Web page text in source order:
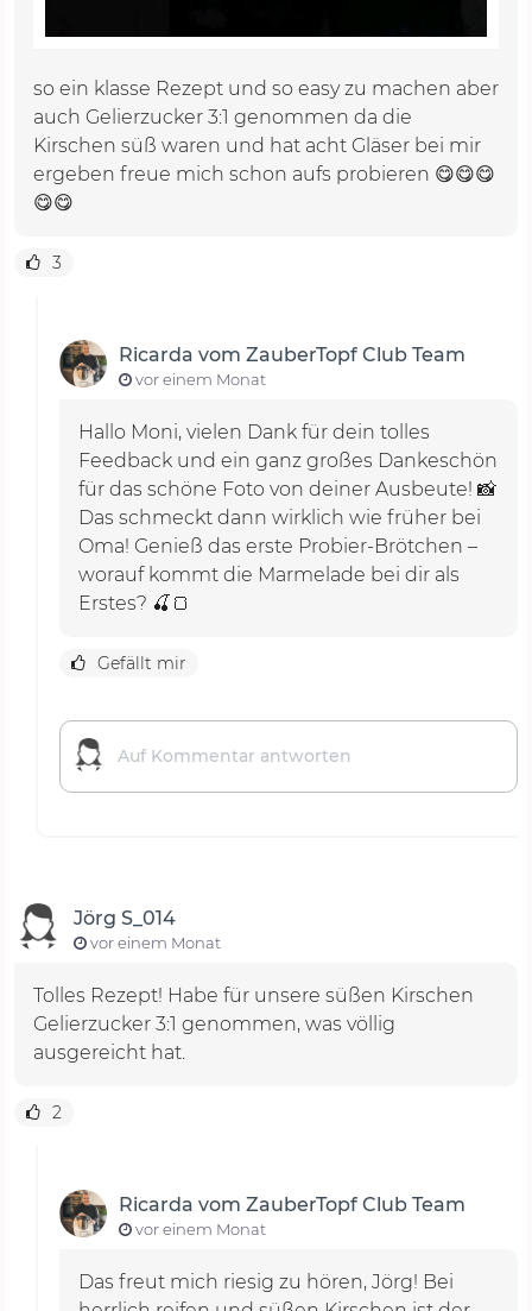
so ein klasse Rezept und so easy zu machen aber
auch Gelierzucker 3:1 genommen da die
Kirschen süß waren und hat acht Gläser bei mir
ergeben freue mich schon aufs probieren 😋😋😋
😋😋
3
Ricarda vom ZauberTopf Club Team
vor einem Monat
Hallo Moni, vielen Dank für dein tolles
Feedback und ein ganz großes Dankeschön
für das schöne Foto von deiner Ausbeute! 📸
Das schmeckt dann wirklich wie früher bei
Oma! Genieß das erste Probier-Brötchen –
worauf kommt die Marmelade bei dir als
Erstes? 🍒🍞
Gefällt mir
Jörg S_014
vor einem Monat
Tolles Rezept! Habe für unsere süßen Kirschen
Gelierzucker 3:1 genommen, was völlig
ausgereicht hat.
2
Ricarda vom ZauberTopf Club Team
vor einem Monat
Das freut mich riesig zu hören, Jörg! Bei